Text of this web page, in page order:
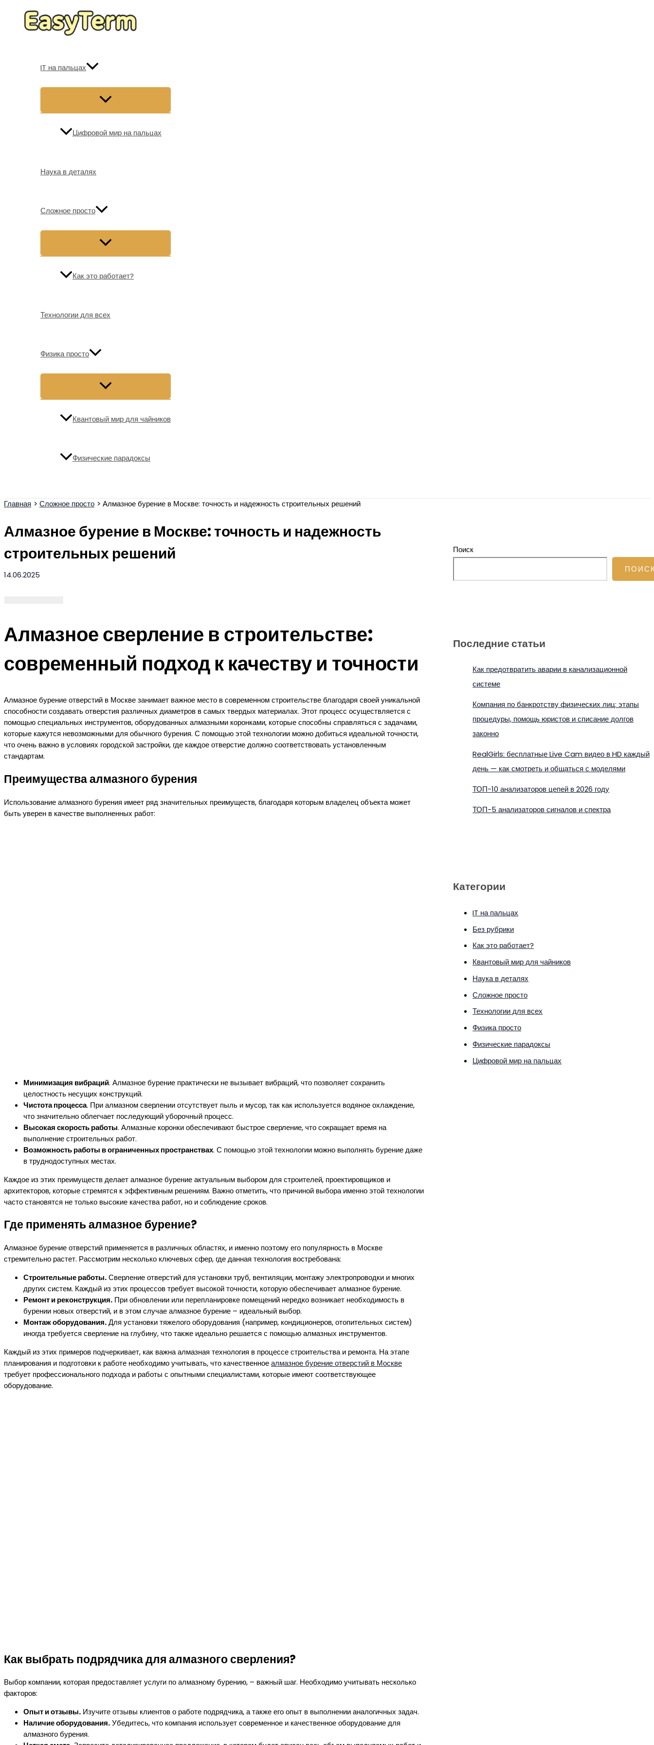
Перейти
содержимому
IT на пальцах
Цифровой мир на пальцах
Наука в деталях
Сложное просто
Как это работает?
Технологии для всех
Физика просто
Квантовый мир для чайников
Физические парадоксы
Главная Сложное просто Алмазное бурение в Москве: точность и надежность строительных решений
Алмазное бурение в Москве: точность и надежность
строительных решений
14.06.2025
Алмазное сверление в строительстве:
современный подход к качеству и точности
Алмазное бурение отверстий в Москве занимает важное место в современном строительстве благодаря своей уникальной
способности создавать отверстия различных диаметров в самых твердых материалах. Этот процесс осуществляется с
помощью специальных инструментов, оборудованных алмазными коронками, которые способны справляться с задачами,
которые кажутся невозможными для обычного бурения. С помощью этой технологии можно добиться идеальной точности,
что очень важно в условиях городской застройки, где каждое отверстие должно соответствовать установленным
стандартам.
Преимущества алмазного бурения
Использование алмазного бурения имеет ряд значительных преимуществ, благодаря которым владелец объекта может
быть уверен в качестве выполненных работ:
Минимизация вибраций. Алмазное бурение практически не вызывает вибраций, что позволяет сохранить
целостность несущих конструкций.
Чистота процесса. При алмазном сверлении отсутствует пыль и мусор, так как используется водяное охлаждение,
что значительно облегчает последующий уборочный процесс.
Высокая скорость работы. Алмазные коронки обеспечивают быстрое сверление, что сокращает время на
выполнение строительных работ.
Возможность работы в ограниченных пространствах. С помощью этой технологии можно выполнять бурение даже
в труднодоступных местах.
Каждое из этих преимуществ делает алмазное бурение актуальным выбором для строителей, проектировщиков и
архитекторов, которые стремятся к эффективным решениям. Важно отметить, что причиной выбора именно этой технологии
часто становятся не только высокие качества работ, но и соблюдение сроков.
Где применять алмазное бурение?
Алмазное бурение отверстий применяется в различных областях, и именно поэтому его популярность в Москве
стремительно растет. Рассмотрим несколько ключевых сфер, где данная технология востребована:
Строительные работы.Сверление отверстий для установки труб, вентиляции, монтажу электропроводки и многих
других систем. Каждый из этих процессов требует высокой точности, которую обеспечивает алмазное бурение.
Ремонт и реконструкция. При обновлении или перепланировке помещений нередко возникает необходимость в
бурении новых отверстий, и в этом случае алмазное бурение – идеальный выбор.
Монтаж оборудования.Для установки тяжелого оборудования (например, кондиционеров, отопительных систем)
иногда требуется сверление на глубину, что также идеально решается с помощью алмазных инструментов.
Каждый из этих примеров подчеркивает, как важна алмазная технология в процессе строительства и ремонта. На этапе
планирования и подготовки к работе необходимо учитывать, что качественноеалмазное бурение отверстий в Москве
требует профессионального подхода и работы с опытными специалистами, которые имеют соответствующее
оборудование.
Как выбрать подрядчика для алмазного сверления?
Выбор компании, которая предоставляет услуги по алмазному бурению, – важный шаг. Необходимо учитывать несколько
факторов:
Опыт и отзывы. Изучите отзывы клиентов о работе подрядчика, а также его опыт в выполнении аналогичных задач.
Наличие оборудования.Убедитесь, что компания использует современное и качественное оборудование для
алмазного бурения.
Поиск
Последние статьи
Как предотвратить аварии в канализационной
системе
Компания по банкротству физических лиц: этапы
процедуры, помощь юристов и списание долгов
законно
RealGirls: бесплатные Live Cam видео в HD каждый
день — как смотреть и общаться с моделями
ТОП-10 анализаторов цепей в 2026 году
ТОП-5 анализаторов сигналов и спектра
Категории
IT на пальцах
Без рубрики
Как это работает?
Квантовый мир для чайников
Наука в деталях
Сложное просто
Технологии для всех
Физика просто
Физические парадоксы
Цифровой мир на пальцах